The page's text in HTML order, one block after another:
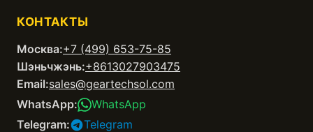
КОНТАКТЫ
Москва:+7 (499) 653-75-85
Шэньчжэнь:+8613027903475
Email:sales@geartechsol.com
WhatsApp:
WhatsApp
Telegram:
Telegram